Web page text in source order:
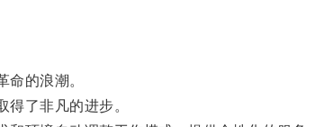
的浪潮。
了非凡的进步。